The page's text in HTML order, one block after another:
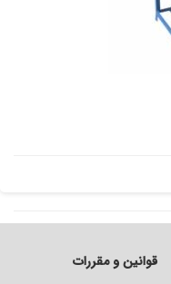
قوانین و مقررات